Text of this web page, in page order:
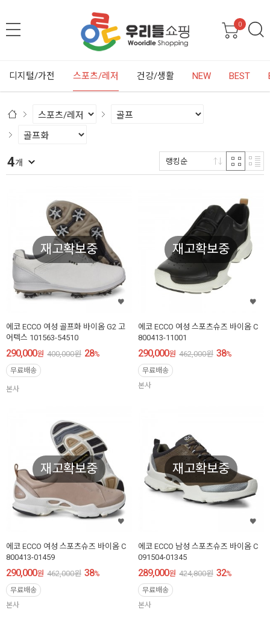
0
디지털/가전 스포츠/레저 건강/생활 NEW BEST
4개 랭킹순
재고확보중
에코 ECCO 여성 골프화 바이옴 G2 고
어텍스 101563-54510
290,000원 400,000원 28%
무료배송
본사
재고확보중
에코 ECCO 여성 스포츠슈즈 바이옴 C
800413-11001
290,000원 462,000원 38%
무료배송
본사
재고확보중
에코 ECCO 여성 스포츠슈즈 바이옴 C
800413-01459
290,000원 462,000원 38%
무료배송
본사
재고확보중
에코 ECCO 남성 스포츠슈즈 바이옴 C
091504-01345
289,000원 424,800원 32%
무료배송
본사